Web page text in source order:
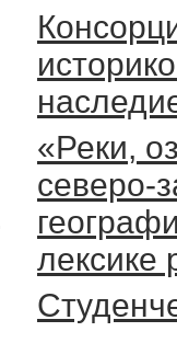
«Реки,
северо-
лексике